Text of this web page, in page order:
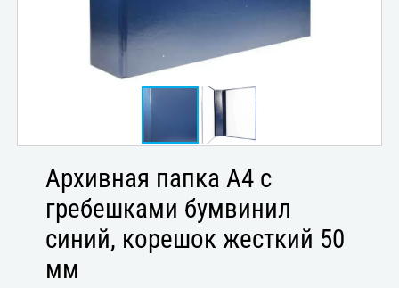
Архивная папка А4 с
гребешками бумвинил
синий, корешок жесткий 50
мм